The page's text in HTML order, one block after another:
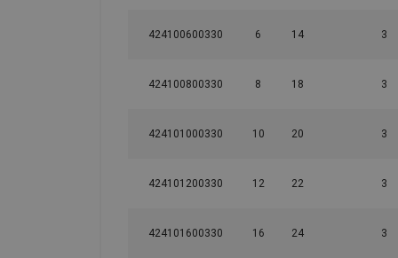
424100600330 6 14 3
424100800330 8 18 3
424101000330 10 20 3
424101200330 12 22 3
424101600330 16 24 3
Temperatūros diapazonas:
Atsargos koeficientas: